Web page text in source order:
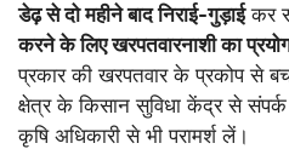
डेढ़ से दो महीने बाद निराई-गुड़ाईकर
करने के लिए खरपतवारनाशी का
प्रकार की खरपतवार के प्रकोप से
क्षेत्र के किसान सुविधा केंद्र से
कृषि अधिकारी से भी परामर्श लें।